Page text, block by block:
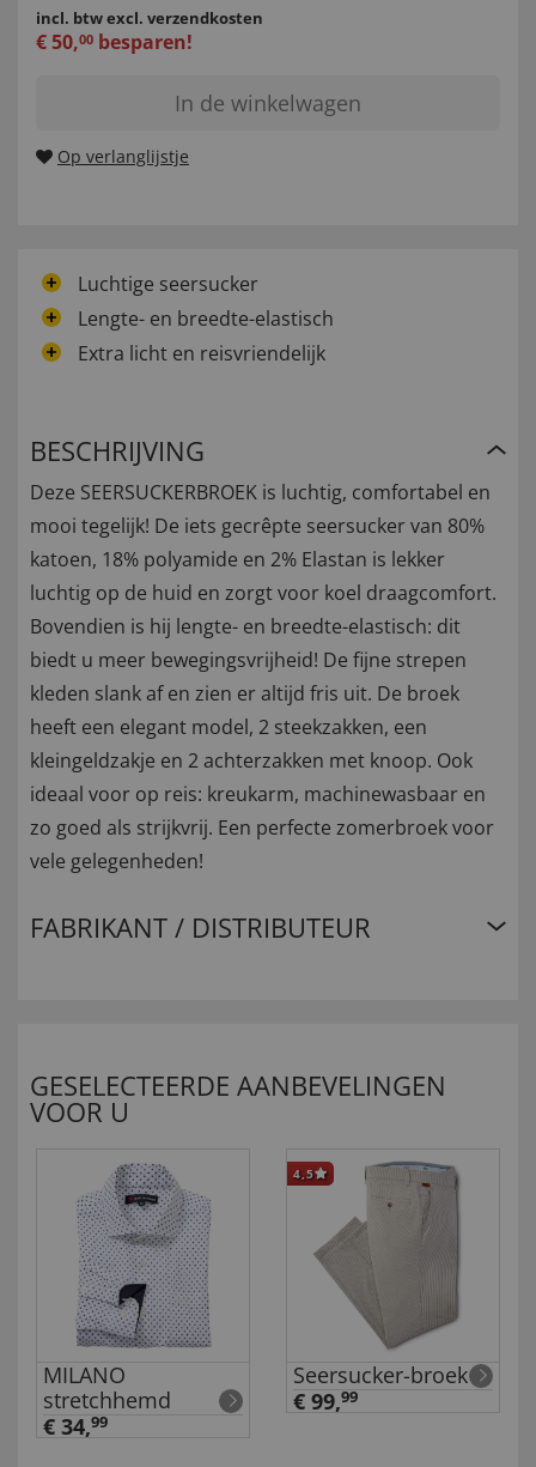
incl. btwexcl. verzendkosten
€50,00 besparen!
In de winkelwagen
Op verlanglijstje
Luchtige seersucker
Lengte- en breedte-elastisch
Extra licht en reisvriendelijk
BESCHRIJVING
Deze SEERSUCKERBROEK is luchtig, comfortabel en
mooi tegelijk! De iets gecrêpte seersucker van 80%
katoen, 18% polyamide en 2% Elastan is lekker
luchtig op de huid en zorgt voor koel draagcomfort.
Bovendien is hij lengte- en breedte-elastisch: dit
biedt u meer bewegingsvrijheid! De fijne strepen
kleden slank af en zien er altijd fris uit. De broek
heeft een elegant model, 2 steekzakken, een
kleingeldzakje en 2 achterzakken met knoop. Ook
ideaal voor op reis: kreukarm, machinewasbaar en
zo goed als strijkvrij. Een perfecte zomerbroek voor
vele gelegenheden!
FABRIKANT / DISTRIBUTEUR
GESELECTEERDE AANBEVELINGEN
VOOR U
MILANO
stretchhemd
€ 34,99
4,5
Seersucker-broek
€ 99,99